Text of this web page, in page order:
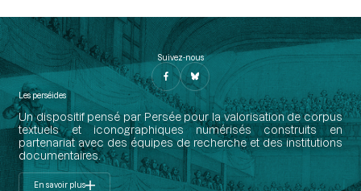
Suivez-nous
Les perséides
Un dispositif pensé par Persée pour la valorisation de corpus
textuels et iconographiques numérisés construits en
partenariat avec des équipes de recherche et des institutions
documentaires.
En savoir plus